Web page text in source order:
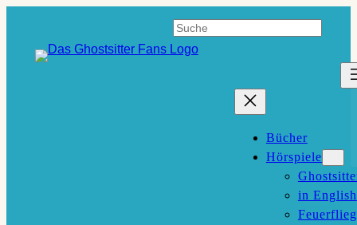
springen
Suchen
Bücher
Hörspiele
in English
Feuerflieg